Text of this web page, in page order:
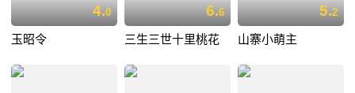
4.0
玉昭令
6.6
三生三世十里桃花
5.2
山寨小萌主